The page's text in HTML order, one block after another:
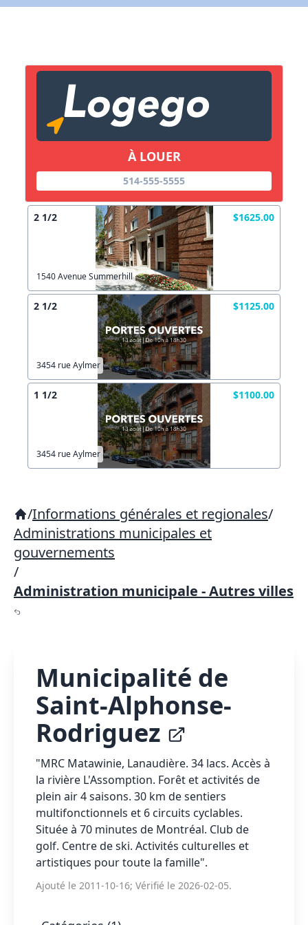
À LOUER
514-555-5555
2 1/2 $1625.00
1540 Avenue Summerhill
2 1/2 $1125.00
3454 rue Aylmer
1 1/2 $1100.00
3454 rue Aylmer
/Informations générales et regionales/
Administrations municipales et
gouvernements
/
Administration municipale - Autres villes
Municipalité de
Saint-Alphonse-
Rodriguez
"MRC Matawinie, Lanaudière. 34 lacs. Accès à
la rivière L'Assomption. Forêt et activités de
plein air 4 saisons. 30 km de sentiers
multifonctionnels et 6 circuits cyclables.
Située à 70 minutes de Montréal. Club de
golf. Centre de ski. Activités culturelles et
artistiques pour toute la famille".
Ajouté le 2011-10-16; Vérifié le 2026-02-05.
X Fermer
Lien vers inscription (sera inclus dans courriel)
X Fermer Envoyez
Créer un compte